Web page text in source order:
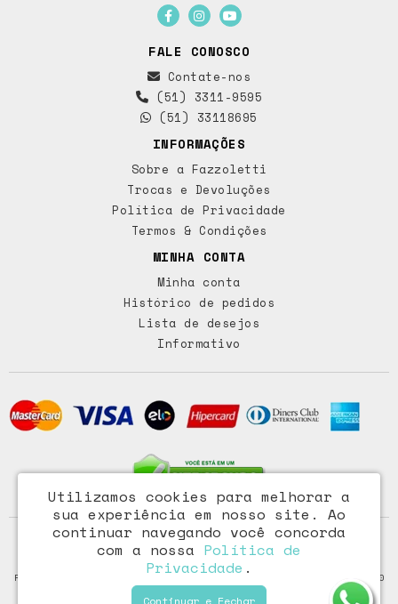
FALE CONOSCO
Contate-nos
(51) 3311-9595
(51) 33118695
INFORMAÇÕES
Sobre a Fazzoletti
Trocas e Devoluções
Política de Privacidade
Termos & Condições
MINHA CONTA
Minha conta
Histórico de pedidos
Lista de desejos
Informativo
Access Comércio Importação e Exportação Ltda - CNPJ:
72.473.291/0001-46
Rua Paraiba, 318 – Floresta - Porto Alegre / RS - CEP: 90220-100
Utilizamos cookies para melhorar a
sua experiência em nosso site. Ao
continuar navegando você concorda
com a nossa Política de
Privacidade .
Continuar e Fechar